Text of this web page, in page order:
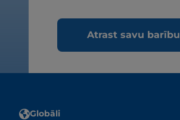
Atrast savu barību
Globāli